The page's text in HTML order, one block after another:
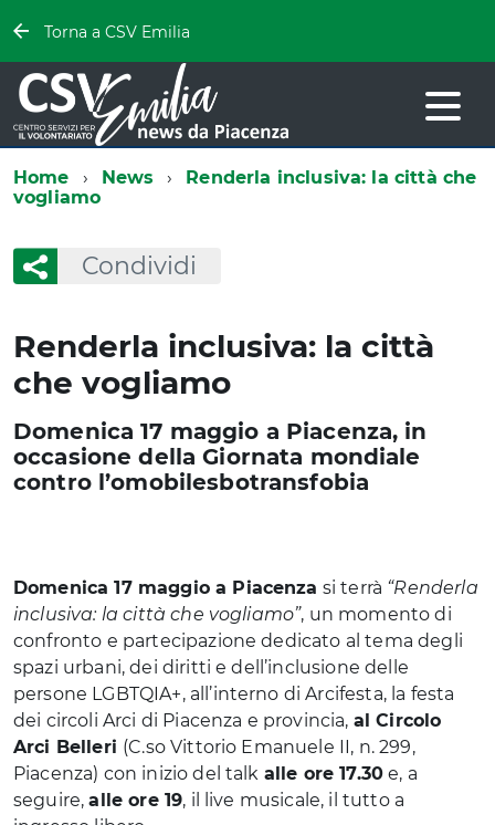
Torna a CSV Emilia
Home News
Renderla inclusiva: la città che
vogliamo
Renderla inclusiva: la città
che vogliamo
Domenica 17 maggio a Piacenza, in
occasione della Giornata mondiale
contro l’omobilesbotransfobia
Condividi
Domenica 17 maggio a Piacenza si terrà “Renderla
inclusiva: la città che vogliamo”, un momento di
confronto e partecipazione dedicato al tema degli
spazi urbani, dei diritti e dell’inclusione delle
persone LGBTQIA+, all’interno di Arcifesta, la festa
dei circoli Arci di Piacenza e provincia, al Circolo
Arci Belleri (C.so Vittorio Emanuele II, n. 299,
Piacenza) con inizio del talk alle ore 17.30 e, a
seguire,alle ore 19, il live musicale, il tutto a